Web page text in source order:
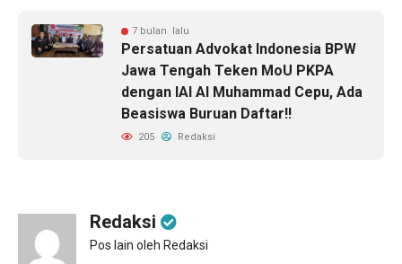
7 bulan lalu
Persatuan Advokat Indonesia BPW
Jawa Tengah Teken MoU PKPA
dengan IAI Al Muhammad Cepu, Ada
Beasiswa Buruan Daftar!!
205 Redaksi
Redaksi
Pos lain oleh Redaksi